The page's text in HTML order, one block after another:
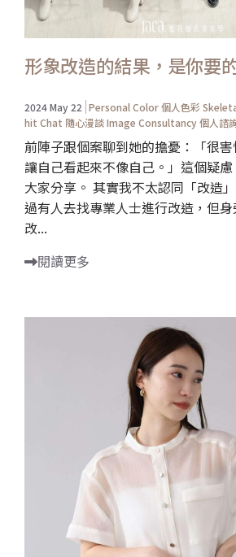
形象改造的結果，是你要
2024 May 22 Personal Color 個人色彩
hit Chat 隨心漫談Image Consultancy 個人諮
前陣子跟個案聊到她的擔憂：「很
讓自己看起來不像自己。」這個疑
大家分享。 其實我不太認同「改造
過有人去找專業人士進行改造，但
改...
閱讀更多